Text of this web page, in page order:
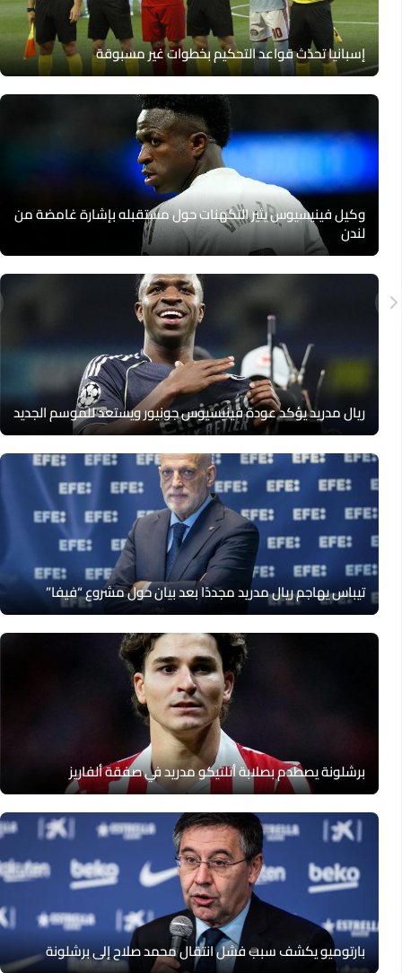
إسبانيا تحدّث قواعد التحكيم بخطوات غير مسبوقة
وكيل فينيسيوس يثير التكهنات حول مستقبله بإشارة غامضة من
لندن
ريال مدريد يؤكد عودة فينيسيوس جونيور ويستعد للموسم الجديد
تيباس يهاجم ريال مدريد مجددًا بعد بيان حول مشروع “فيفا”
برشلونة يصطدم بصلابة أتلتيكو مدريد في صفقة ألفاريز
بارتوميو يكشف سبب فشل انتقال محمد صلاح إلى برشلونة